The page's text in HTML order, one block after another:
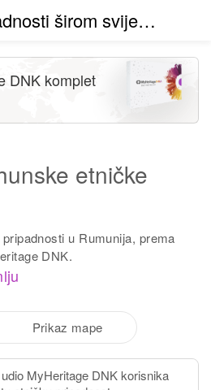
Etničke pripadnosti širom svijeta (beta)
etničke
u Rumunija, prema
DNK.
DNK komplet
Prikaz mape
MyHeritage DNK korisnika